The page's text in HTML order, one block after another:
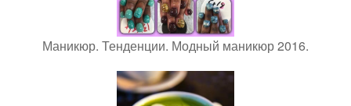
Маникюр. Тенденции. Модный маникюр 2016.